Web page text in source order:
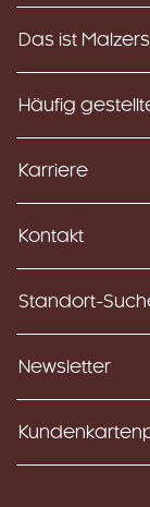
Das ist Malzers
Häufig
Karriere
Kontakt
Standort-
Newsletter